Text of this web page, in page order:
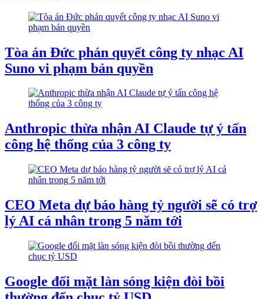
Tòa án Đức phán quyết công ty nhạc AI
Suno vi phạm bản quyền
Anthropic thừa nhận AI Claude tự ý tấn
công hệ thống của 3 công ty
CEO Meta dự báo hàng tỷ người sẽ có trợ
lý AI cá nhân trong 5 năm tới
Google đối mặt làn sóng kiện đòi bồi